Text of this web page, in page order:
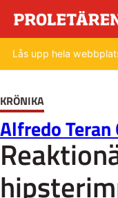
Lås upp hela
KRÖNIKA
Alfredo Teran